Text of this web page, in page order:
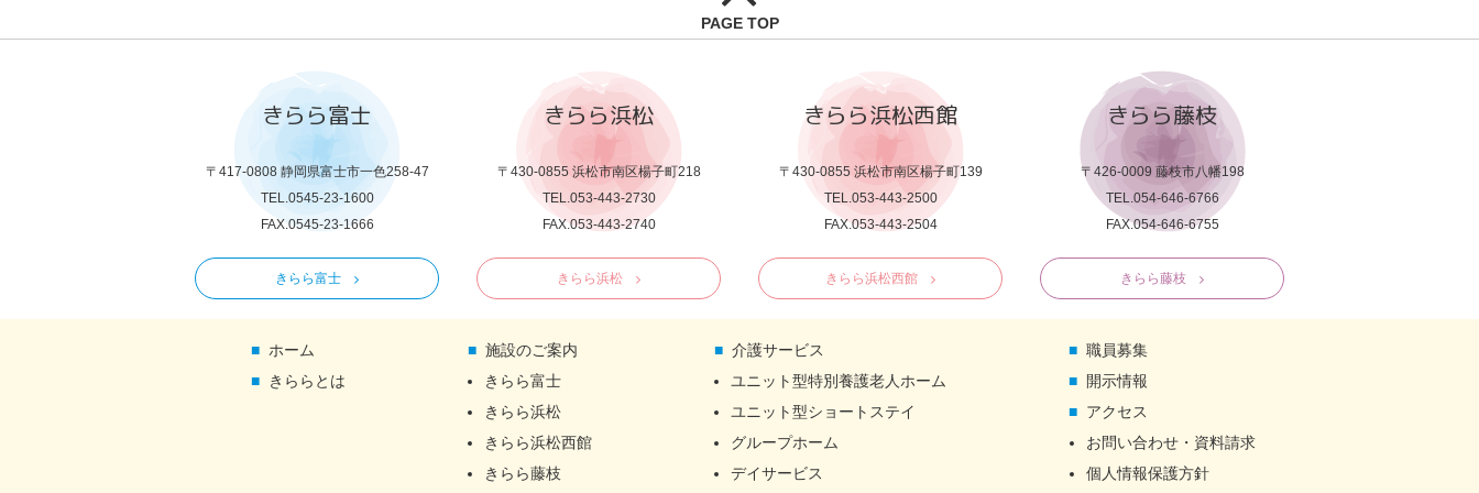
PAGE TOP
きらら富士
〒417-0808 静岡県富士市一色258-47
TEL.0545-23-1600
FAX.0545-23-1666
きらら富士
きらら浜松
〒430-0855 浜松市南区楊子町218
TEL.053-443-2730
FAX.053-443-2740
きらら浜松
きらら浜松西館
〒430-0855 浜松市南区楊子町139
TEL.053-443-2500
FAX.053-443-2504
きらら浜松西館
きらら藤枝
〒426-0009 藤枝市八幡198
TEL.054-646-6766
FAX.054-646-6755
きらら藤枝
ホーム
きららとは
施設のご案内
きらら富士
きらら浜松
きらら浜松西館
きらら藤枝
介護サービス
ユニット型特別養護老人ホーム
ユニット型ショートステイ
グループホーム
デイサービス
職員募集
開示情報
アクセス
お問い合わせ・資料請求
個人情報保護方針